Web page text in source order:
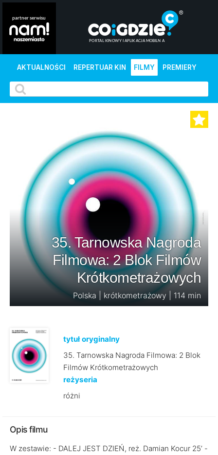
AKTUALNOŚCI REPERTUAR KIN FILMY PREMIERY
35. Tarnowska Nagroda
Filmowa: 2 Blok Filmów
Krótkometrażowych
Polska | krótkometrażowy | 114 min
tytuł oryginalny
35. Tarnowska Nagroda Filmowa: 2 Blok
Filmów Krótkometrażowych
reżyseria
różni
Opis filmu
W zestawie: - DALEJ JEST DZIEŃ, reż. Damian Kocur 25’ -